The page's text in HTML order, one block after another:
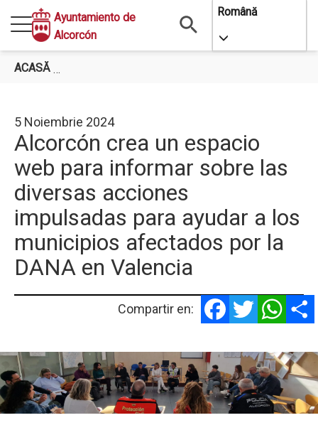
conţinutul
principal
Ayuntamiento de
Alcorcón
Română
Toggle
ACASĂ
5 Noiembrie 2024
Alcorcón crea un espacio
web para informar sobre las
diversas acciones
impulsadas para ayudar a los
municipios afectados por la
DANA en Valencia
Compartir en:
Facebook
Twitter